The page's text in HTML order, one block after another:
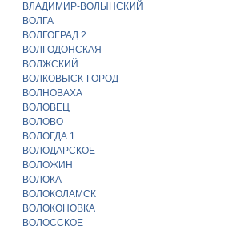
ВЛАДИМИР-ВОЛЫНСКИЙ
ВОЛГА
ВОЛГОГРАД 2
ВОЛГОДОНСКАЯ
ВОЛЖСКИЙ
ВОЛКОВЫСК-ГОРОД
ВОЛНОВАХА
ВОЛОВЕЦ
ВОЛОВО
ВОЛОГДА 1
ВОЛОДАРСКОЕ
ВОЛОЖИН
ВОЛОКА
ВОЛОКОЛАМСК
ВОЛОКОНОВКА
ВОЛОССКОЕ